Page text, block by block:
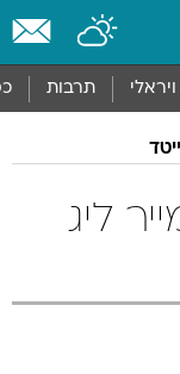
ויראלי תרבות
ליג